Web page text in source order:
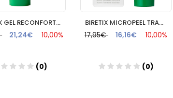
BIRETIX GEL RECONFORTANTE 50 ML
21,24€ 10,00%
(0)
BIRETIX MICROPEEL TRATAMIENTO EXFOLIANTE PURIFICANTE 1 ENVA
17,95€ 16,16€ 10,00%
(0)